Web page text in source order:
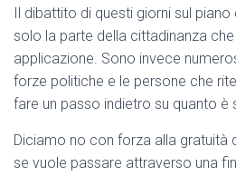
Il dibattito di questi giorni sul
solo la parte della cittadinanza
applicazione. Sono invece
forze politiche e le persone che
fare un passo indietro su quanto
Diciamo no con forza alla gratuità
se vuole passare attraverso una